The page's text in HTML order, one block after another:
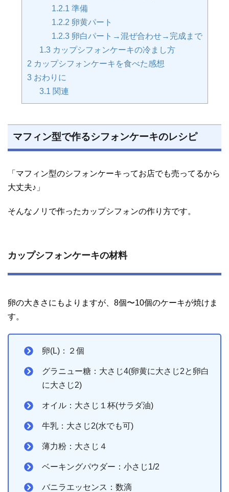
1.2.1 準備
1.2.2 卵黄パート
1.2.3卵白パート→混ぜ合わせ→完成まで
1.3カップシフォンケーキの冷まし方
2 カップシフォンケーキを食べた感想
3おわりに
3.1 関連
マフィン型で作るシフォンケーキのレシピ
「マフィン型のシフォンケーキってお店でも売ってるから
大丈夫♪」
そんなノリで作ったカップシフォンの作り方です。
カップシフォンケーキの材料
卵の大きさにもよりますが、8個〜10個のケーキが焼けま
す。
卵(L)：２個
グラニュー糖：大さじ4(卵黄に大さじ2と卵白
に大さじ2)
オイル：大さじ１杯(サラダ油)
牛乳：大さじ2(水でも可)
薄力粉：大さじ４
ベーキングパウダー：小さじ1/2
バニラエッセンス：数滴